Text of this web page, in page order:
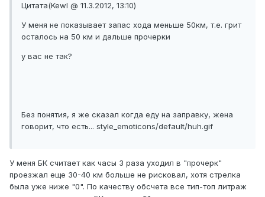
Цитата(Kewl @ 11.3.2012, 13:10)
У меня не показывает запас хода меньше 50км, т.е. грит
осталось на 50 км и дальше прочерки
у вас не так?
Без понятия, я же сказал когда еду на заправку, жена
говорит, что есть... style_emoticons/default/huh.gif
У меня БК считает как часы 3 раза уходил в "прочерк"
проезжал еще 30-40 км больше не рисковал, хотя стрелка
была уже ниже "0". По качеству обсчета все тип-топ литраж